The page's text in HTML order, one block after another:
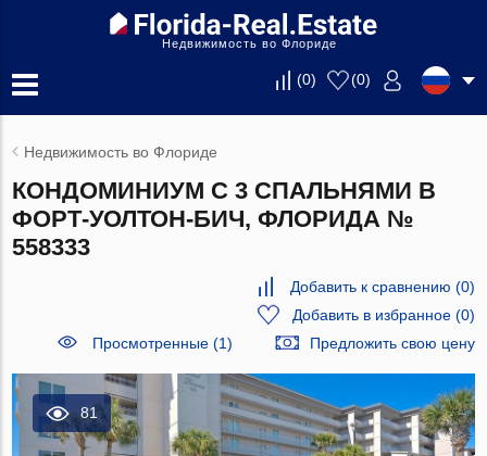
Недвижимость во Флориде
(0) (0)
Недвижимость во Флориде
КОНДОМИНИУМ С 3 СПАЛЬНЯМИ В
ФОРТ-УОЛТОН-БИЧ, ФЛОРИДА №
558333
Добавить к сравнению (0)
Добавить в избранное(0)
Просмотренные (1)
Предложить свою цену
81